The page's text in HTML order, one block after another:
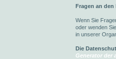
Fragen an
Wenn Sie
oder wenden
in unserer
Die
Generator der